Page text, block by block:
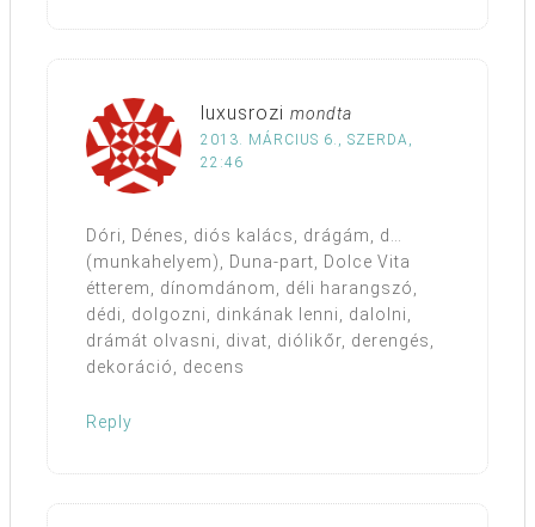
luxusrozi mondta
2013. MÁRCIUS 6., SZERDA,
22:46
Dóri, Dénes, diós kalács, drágám, d…
(munkahelyem), Duna-part, Dolce Vita
étterem, dínomdánom, déli harangszó,
dédi, dolgozni, dinkának lenni, dalolni,
drámát olvasni, divat, diólikőr, derengés,
dekoráció, decens
Reply